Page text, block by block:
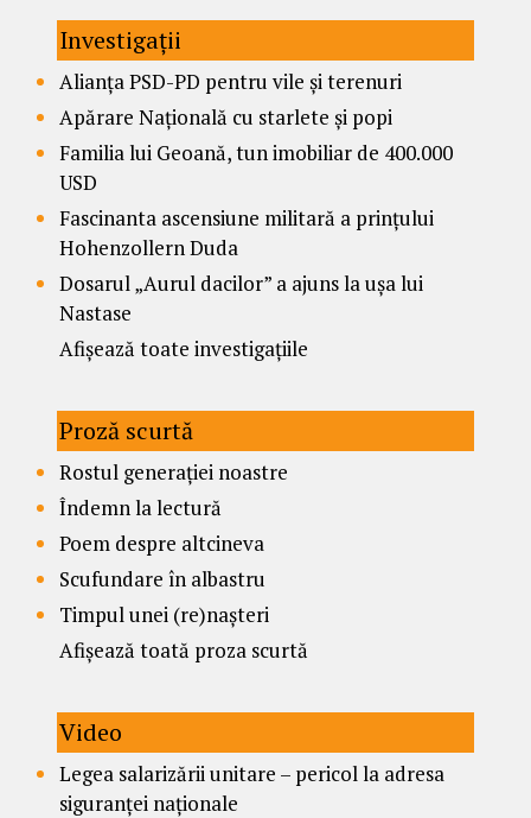
Investigații
Alianța PSD-PD pentru vile și terenuri
Apărare Națională cu starlete și popi
Familia lui Geoană, tun imobiliar de 400.000
USD
Fascinanta ascensiune militară a prințului
Hohenzollern Duda
Dosarul „Aurul dacilor” a ajuns la ușa lui
Nastase
Afișează toate investigațiile
Proză scurtă
Rostul generației noastre
Îndemn la lectură
Poem despre altcineva
Scufundare în albastru
Timpul unei (re)nașteri
Afișează toată proza scurtă
Video
Legea salarizării unitare – pericol la adresa
siguranței naționale